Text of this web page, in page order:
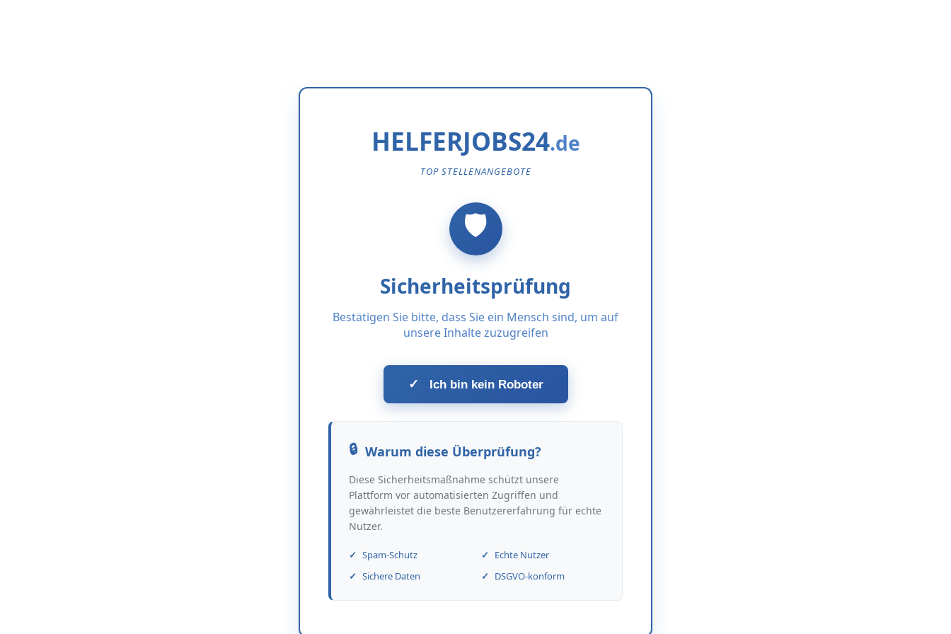
HELFERJOBS24
TOP STELLENANGEBOTE
Sicherheitsprüfung
Bestätigen Sie bitte, dass Sie ein Mensch sind, um auf
unsere Inhalte zuzugreifen
✓ Ich bin kein Roboter
Warum diese Überprüfung?
Diese Sicherheitsmaßnahme schützt unsere
Plattform vor automatisierten Zugriffen und
gewährleistet die beste Benutzererfahrung für echte
Nutzer.
Spam-Schutz
Echte Nutzer
Sichere Daten
DSGVO-konform